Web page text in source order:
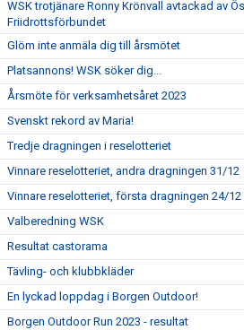
WSK trotjänare Ronny Krönvall avtackad av
Friidrottsförbundet
Glöm inte anmäla dig till årsmötet
Platsannons! WSK söker dig...
Årsmöte för verksamhetsåret 2023
Svenskt rekord av Maria!
Tredje dragningen i reselotteriet
Vinnare reselotteriet, andra dragningen 31/12
Vinnare reselotteriet, första dragningen 24/12
Valberedning WSK
Resultat castorama
Tävling- och klubbkläder
En lyckad loppdag i Borgen Outdoor!
Borgen Outdoor Run 2023 - resultat